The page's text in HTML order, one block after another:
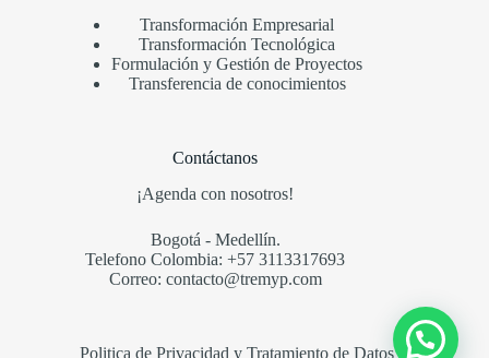
Transformación Empresarial
Transformación Tecnológica
Formulación y Gestión de Proyectos
Transferencia de conocimientos
Contáctanos
¡Agenda con nosotros!
Bogotá - Medellín.
Telefono Colombia: +57 3113317693
Correo: contacto@tremyp.com
Politica de Privacidad y Tratamiento de Datos